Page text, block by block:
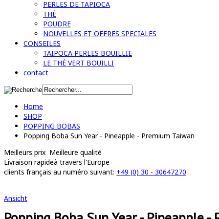
PERLES DE TAPIOCA
THÉ
POUDRE
NOUVELLES ET OFFRES SPECIALES
CONSEILES
TAIPOCA PERLES BOUILLIE
LE THÈ VERT BOUILLI
contact
Home
SHOP
POPPING BOBAS
Popping Boba Sun Year - Pineapple - Premium Taiwan
Meilleurs prix Meilleure qualité
Livraison rapideà travers l'Europe
clients français au numéro suivant: +49 (0) 30 - 30647270
Ansicht